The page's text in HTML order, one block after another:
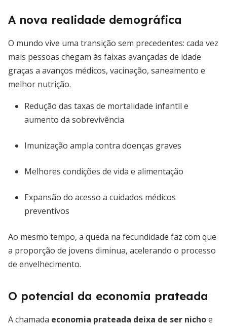
A nova realidade demográfica
O mundo vive uma transição sem precedentes: cada vez
mais pessoas chegam às faixas avançadas de idade
graças a avanços médicos, vacinação, saneamento e
melhor nutrição.
Redução das taxas de mortalidade infantil e
aumento da sobrevivência
Imunização ampla contra doenças graves
Melhores condições de vida e alimentação
Expansão do acesso a cuidados médicos
preventivos
Ao mesmo tempo, a queda na fecundidade faz com que
a proporção de jovens diminua, acelerando o processo
de envelhecimento.
O potencial da economia prateada
A chamada economia prateada deixa de ser nichoe